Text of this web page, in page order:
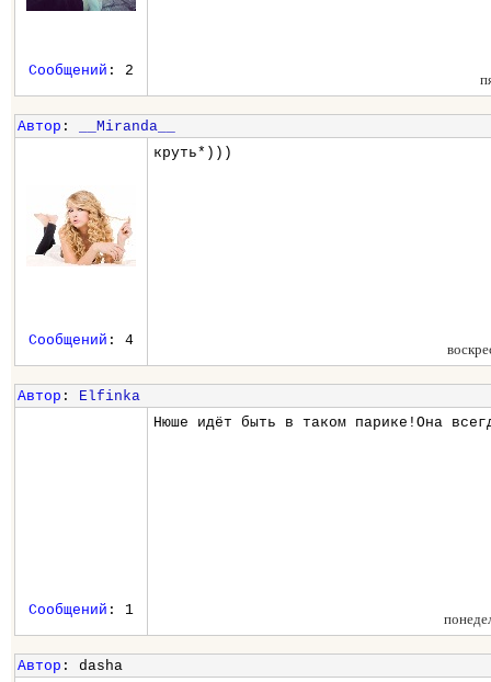
Сообщений : 2
Автор :
__Miranda__
круть*)))
Сообщений : 4
Автор : Elfinka
Нюше идёт быть в таком парике!Она
Сообщений : 1
Автор : dasha